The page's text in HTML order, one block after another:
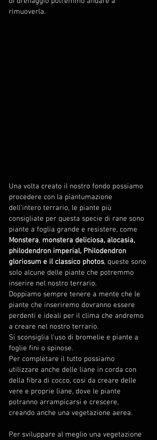
rimuoverla.
Una volta creato il nostro fondo possiamo
procedere con la piantumazione
dell’intero terrario, le piante più
consigliate per questa specie di rane sono
piante a foglia grande e resistere, come
Monstera, monstera deliciosa, alocasia,
philodendron imperial, Philodendron
gloriosum e il classico photos, queste sono
solo alcune delle piante che potremmo
inserire nel nostro terrario.
Doppiamo sempre tenere a mente che le
piante che inseriremo dovranno essere
perdenti e ideali per il clima che andremo
a creare nel nostro terrario.
Si sconsiglia l’uso di bromelie e piante a
foglie fini o spinose.
Per completare il tutto possiamo
utilizzare anche delle liane in corda con
della fibra di cocco, cosi da creare delle
vere e proprie liane, dove le piante
potranno arrampicarsi e crescere,
creando anche una vegetazione aerea.
Per sviluppare al meglio una vegetazione